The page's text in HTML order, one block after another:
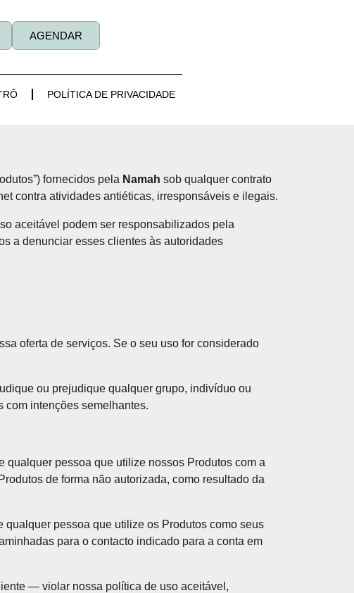
AGENDAR
POLÍTICA DE PRIVACIDADE
fornecidos pela Namah sob qualquer contrato
contra atividades antiéticas, irresponsáveis e ilegais.
aceitável podem ser responsabilizados pela
a denunciar esses clientes às autoridades
oferta de serviços. Se o seu uso for considerado
ou prejudique qualquer grupo, indivíduo ou
com intenções semelhantes.
pessoa que utilize nossos Produtos com a
de forma não autorizada, como resultado da
pessoa que utilize os Produtos como seus
para o contacto indicado para a conta em
— violar nossa política de uso aceitável,